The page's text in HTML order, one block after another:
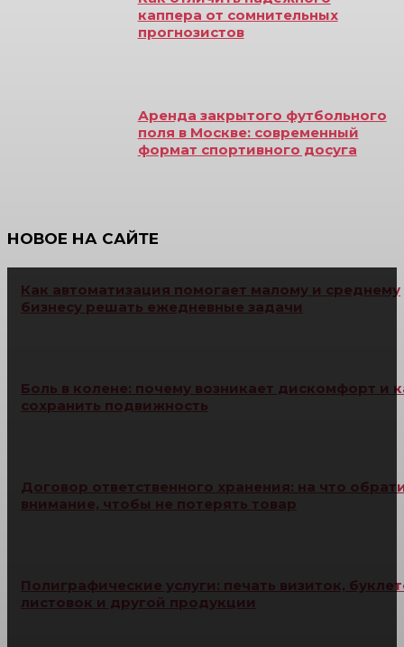
каппера от сомнительных
прогнозистов
Аренда закрытого футбольного
поля в Москве: современный
формат спортивного досуга
НОВОЕ НА САЙТЕ
Как автоматизация помогает малому и среднему
бизнесу решать ежедневные задачи
Боль в колене: почему возникает дискомфорт и
сохранить подвижность
Договор ответственного хранения: на что
внимание, чтобы не потерять товар
Полиграфические услуги: печать визиток,
листовок и другой продукции